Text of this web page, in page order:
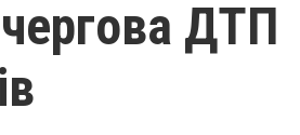
чергова ДТП